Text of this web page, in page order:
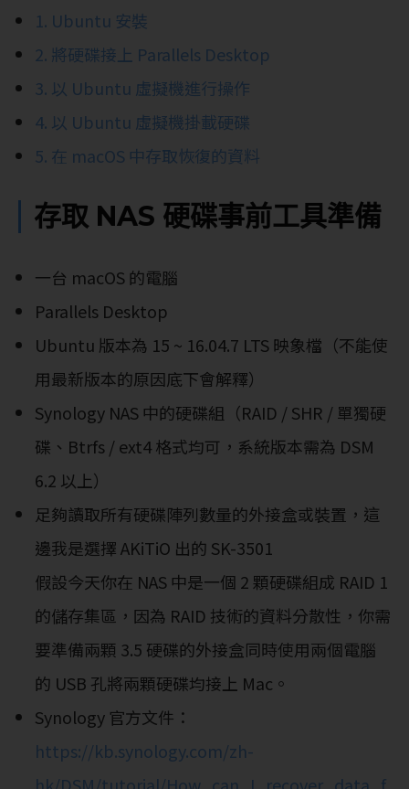
1. Ubuntu 安裝
2. 將硬碟接上 Parallels Desktop
3. 以 Ubuntu 虛擬機進行操作
4. 以 Ubuntu 虛擬機掛載硬碟
5. 在 macOS 中存取恢復的資料
存取 NAS 硬碟事前工具準備
一台 macOS 的電腦
Parallels Desktop
Ubuntu 版本為 15 ~ 16.04.7 LTS 映象檔（不能使
用最新版本的原因底下會解釋）
Synology NAS 中的硬碟組（RAID / SHR / 單獨硬
碟、Btrfs / ext4 格式均可，系統版本需為 DSM
6.2 以上）
足夠讀取所有硬碟陣列數量的外接盒或裝置，這
邊我是選擇 AKiTiO 出的 SK-3501
假設今天你在 NAS 中是一個 2 顆硬碟組成 RAID 1
的儲存集區，因為 RAID 技術的資料分散性，你需
要準備兩顆 3.5 硬碟的外接盒同時使用兩個電腦
的 USB 孔將兩顆硬碟均接上 Mac。
Synology 官方文件：
https://kb.synology.com/zh-